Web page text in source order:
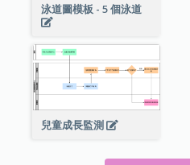
泳道圖模板 - 5 個泳道
兒童成長監測